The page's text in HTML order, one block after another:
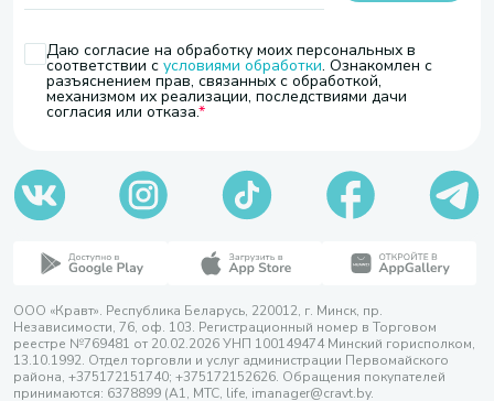
Даю согласие на обработку моих персональных в
соответствии с условиями обработки. Ознакомлен с
разъяснением прав, связанных с обработкой,
механизмом их реализации, последствиями дачи
согласия или отказа.
ООО «Кравт». Республика Беларусь, 220012, г. Минск, пр.
Независимости, 76, оф. 103. Регистрационный номер в Торговом
реестре №769481 от 20.02.2026 УНП 100149474 Минский горисполком,
13.10.1992. Отдел торговли и услуг администрации Первомайского
района, +375172151740; +375172152626. Обращения покупателей
принимаются: 6378899 (А1, МТС, life, imanager@cravt.by.